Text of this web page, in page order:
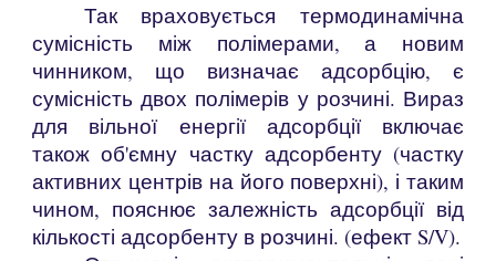
Так враховується термодинамічна
сумісність між полімерами, а новим
чинником, що визначає адсорбцію, є
сумісність двох полімерів у розчині. Вираз
для вільної енергії адсорбції включає
також об'ємну частку адсорбенту (частку
активних центрів на його поверхні), і таким
чином, пояснює залежність адсорбції від
кількості адсорбенту в розчині. (ефект S/V).